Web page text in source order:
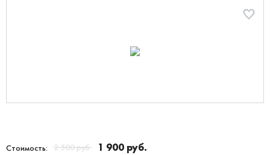
Стоимость: 2 500 руб. 1 900 руб.